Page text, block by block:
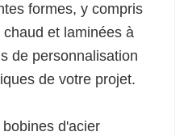
formes, y compris
et laminées à
de personnalisation
de votre projet.
d'acier